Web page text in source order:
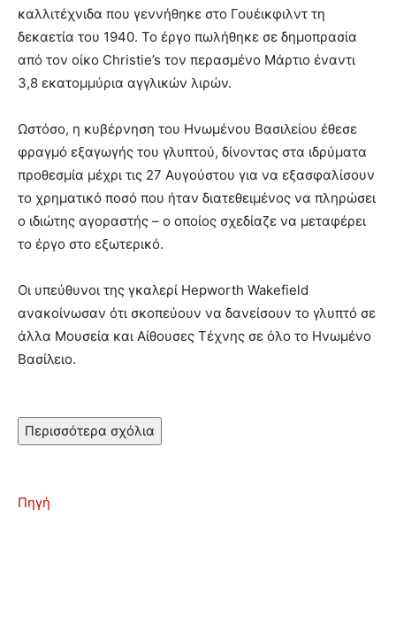
καλλιτέχνιδα που γεννήθηκε στο Γουέικφιλντ τη
δεκαετία του 1940. Το έργο πωλήθηκε σε δημοπρασία
από τον οίκο Christie’s τον περασμένο Μάρτιο έναντι
3,8 εκατομμύρια αγγλικών λιρών.
Ωστόσο, η κυβέρνηση του Ηνωμένου Βασιλείου έθεσε
φραγμό εξαγωγής του γλυπτού, δίνοντας στα ιδρύματα
προθεσμία μέχρι τις 27 Αυγούστου για να εξασφαλίσουν
το χρηματικό ποσό που ήταν διατεθειμένος να πληρώσει
ο ιδιώτης αγοραστής – ο οποίος σχεδίαζε να μεταφέρει
το έργο στο εξωτερικό.
Οι υπεύθυνοι της γκαλερί Hepworth Wakefield
ανακοίνωσαν ότι σκοπεύουν να δανείσουν το γλυπτό σε
άλλα Μουσεία και Αίθουσες Τέχνης σε όλο το Ηνωμένο
Βασίλειο.
Περισσότερα σχόλια
Πηγή